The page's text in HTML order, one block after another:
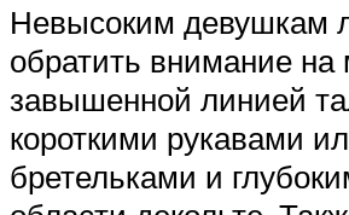
Невысоким девушкам
обратить внимание на
завышенной линией
короткими рукавами
бретельками и